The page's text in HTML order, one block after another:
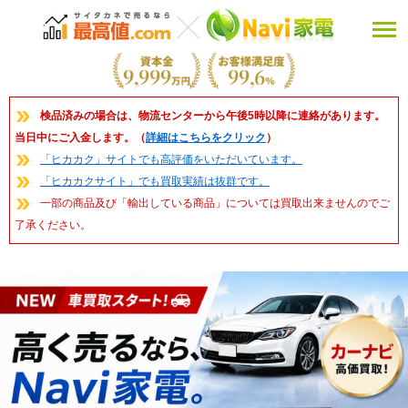
検品済みの場合は、物流センターから午後5時以降に連絡があります。
当日中にご入金します。（詳細はこちらをクリック ）
「ヒカカク」サイトでも高評価をいただいています。
「ヒカカクサイト」でも買取実績は抜群です。
一部の商品及び「輸出している商品」については買取出来ませんのでご
了承ください。